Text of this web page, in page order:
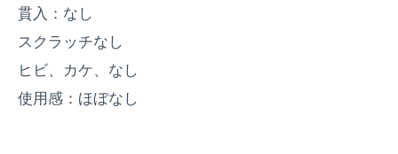
貫入：なし
スクラッチなし
ヒビ、カケ、なし
使用感：ほぼなし